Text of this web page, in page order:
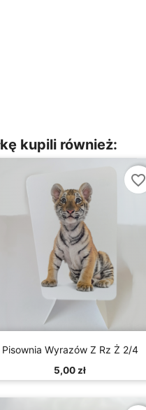
kupili również:
Szybki podgląd
Pisownia Wyrazów Z Rz Ż 2/4
5,00 zł
favorite_border